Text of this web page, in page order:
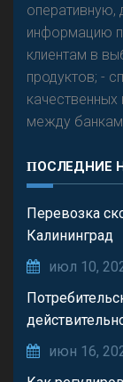
информацию
клиентам в
продуктов; -
между
ПОСЛЕДНИЕ
Перевозка
Калининград
июл 10,
июн 16,